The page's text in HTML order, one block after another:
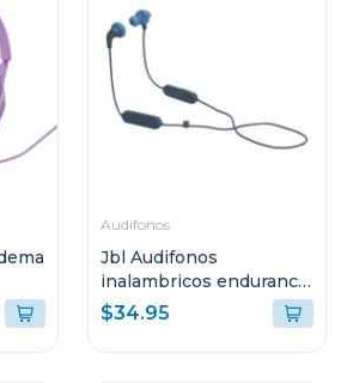
Audifonos
Jbl Audifonos
inalambricos endurance
run 2 azul endurruna2
$34.95